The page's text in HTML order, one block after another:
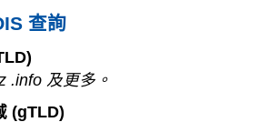
查詢
.info 及更多。
(gTLD)